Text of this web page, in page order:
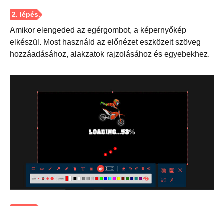
Amikor elengeded az egérgombot, a képernyőkép
elkészül. Most használd az előnézet eszközeit szöveg
hozzáadásához, alakzatok rajzolásához és egyebekhez.